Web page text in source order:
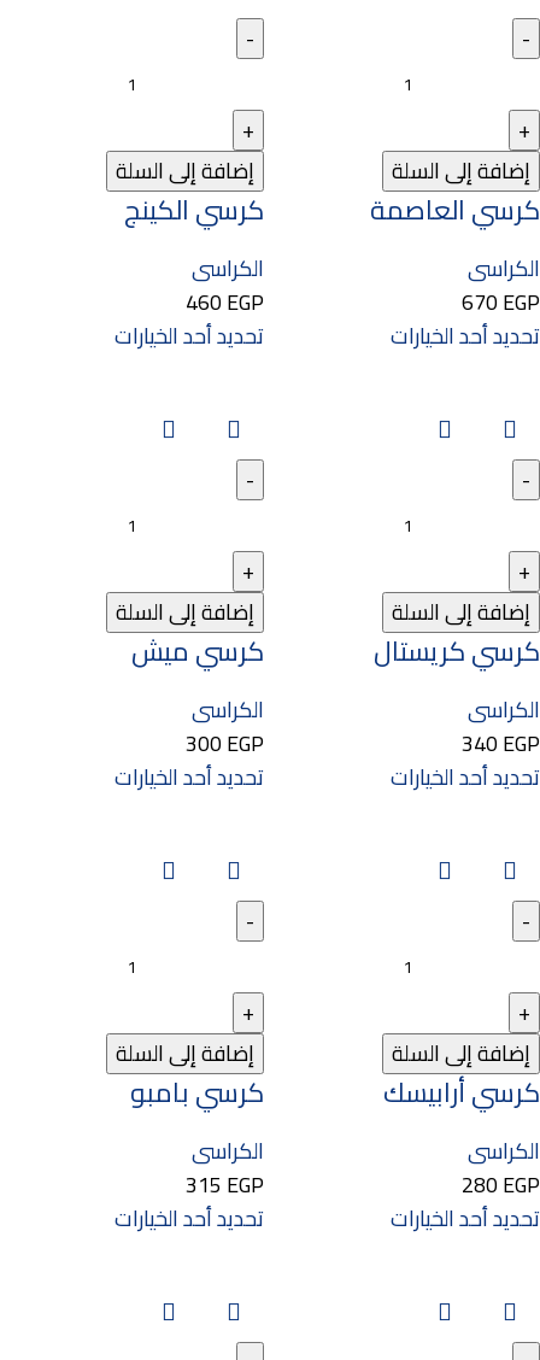
إضافة إلى السلة
كرسي العاصمة
الكراسى
670EGP
تحديد أحد الخيارات
إضافة إلى السلة
كرسي الكينج
الكراسى
460EGP
تحديد أحد الخيارات
إضافة إلى السلة
كرسي كريستال
الكراسى
340EGP
تحديد أحد الخيارات
إضافة إلى السلة
كرسي ميش
الكراسى
300EGP
تحديد أحد الخيارات
إضافة إلى السلة
كرسي أرابيسك
الكراسى
280EGP
تحديد أحد الخيارات
إضافة إلى السلة
كرسي بامبو
الكراسى
315 EGP
تحديد أحد الخيارات